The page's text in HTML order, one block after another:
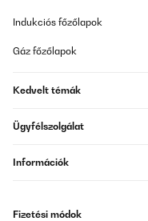
Indukciós főzőlapok
Gáz főzőlapok
Kedvelt témák
Ügyfélszolgálat
Információk
Fizetési módok